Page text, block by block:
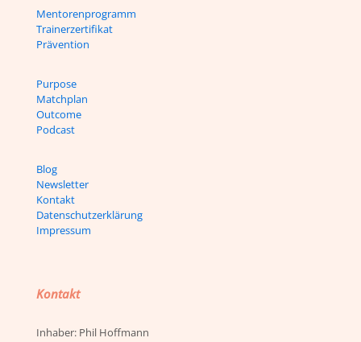
Mentorenprogramm
Trainerzertifikat
Prävention
Purpose
Matchplan
Outcome
Podcast
Blog
Newsletter
Kontakt
Datenschutzerklärung
Impressum
Kontakt
Inhaber: Phil Hoffmann